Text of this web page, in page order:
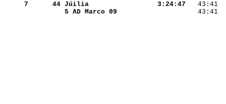
     7
     44
Júilia
  3:24:47
43:41
5 AD Marco 09
43:41